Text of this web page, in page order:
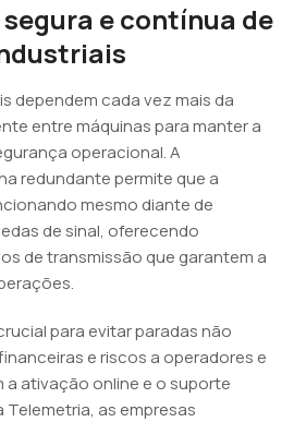
e contínua de
dependem cada vez mais da
entre máquinas para manter a
operacional. A
redundante permite que a
mesmo diante de
de sinal, oferecendo
de transmissão que garantem a
para evitar paradas não
e riscos a operadores e
a ativação online e o suporte
Telemetria, as empresas